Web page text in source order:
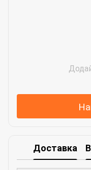
Доставка